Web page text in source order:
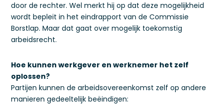
door de rechter. Wel merkt hij op dat deze mogelijkheid
wordt bepleit in het eindrapport van de Commissie
Borstlap. Maar dat gaat over mogelijk toekomstig
arbeidsrecht.
Hoe kunnen werkgever en werknemer het zelf
oplossen?
Partijen kunnen de arbeidsovereenkomst zelf op andere
manieren gedeeltelijk beëindigen: